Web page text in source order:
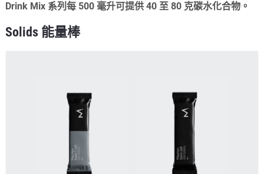
Drink Mix 系列每 500 毫升可提供 40 至 80 克碳水化合物。
Solids 能量棒